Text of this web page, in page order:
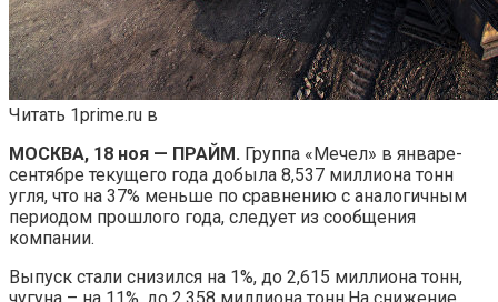
Читать 1prime.ru в
МОСКВА, 18 ноя — ПРАЙМ. Группа «Мечел» в январе-
сентябре текущего года добыла 8,537 миллиона тонн
угля, что на 37% меньше по сравнению с аналогичным
периодом прошлого года, следует из сообщения
компании.
Выпуск стали снизился на 1%, до 2,615 миллиона тонн,